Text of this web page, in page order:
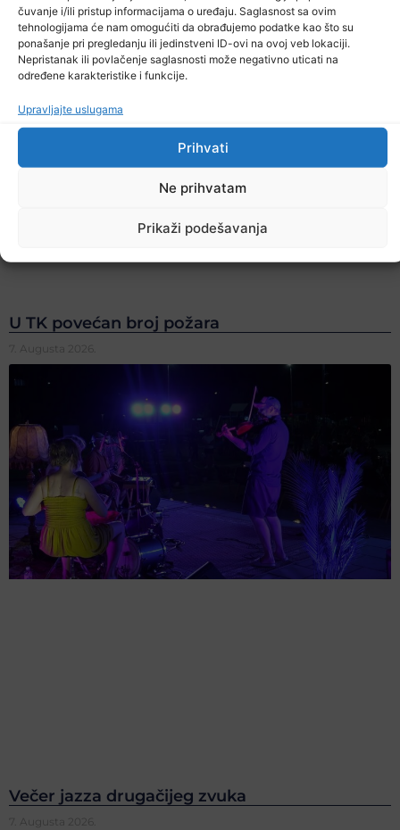
čuvanje i/ili pristup informacijama o uređaju. Saglasnost sa ovim
tehnologijama će nam omogućiti da obrađujemo podatke kao što su
ponašanje pri pregledanju ili jedinstveni ID-ovi na ovoj veb lokaciji.
Nepristanak ili povlačenje saglasnosti može negativno uticati na
određene karakteristike i funkcije.
Upravljajte uslugama
Prihvati
Ne prihvatam
Prikaži podešavanja
U TK povećan broj požara
7. Augusta 2026.
Večer jazza drugačijeg zvuka
7. Augusta 2026.